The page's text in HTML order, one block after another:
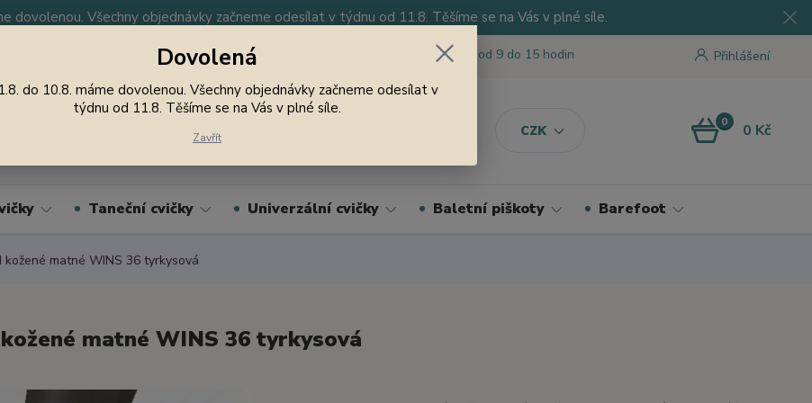
dovolenou. Všechny objednávky začneme odesílat v týdnu od 11.8. Těšíme se na Vás v plné síle.
CZK
Přihlášení
Nevíte si rady? Zavolejte. Jsme tu pro Vás od 9 do 15 hodin
0 0 Kč
Taneční cvičky Univerzální cvičky Baletní piškoty Barefoot
kožené matné WINS 36 tyrkysová
matné WINS 36 tyrkysová
Dovolená
do 10.8. máme dovolenou. Všechny objednávky začneme odesílat v
týdnu od 11.8. Těšíme se na Vás v plné síle.
Zavřít